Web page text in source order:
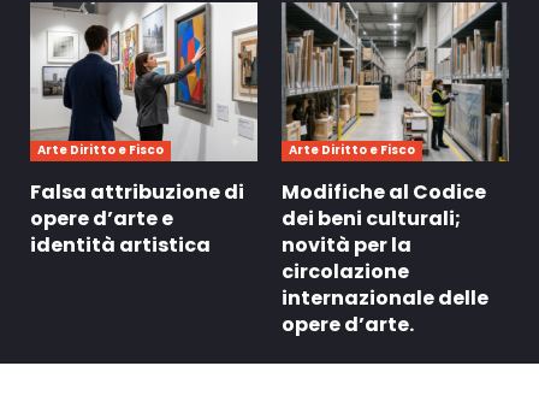
Arte Diritto e Fisco
Falsa attribuzione di
opere d’arte e
identità artistica
Arte Diritto e Fisco
Modifiche al Codice
dei beni culturali;
novità per la
circolazione
internazionale delle
opere d’arte.